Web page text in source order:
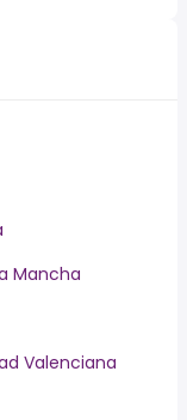
Mancha
Valenciana